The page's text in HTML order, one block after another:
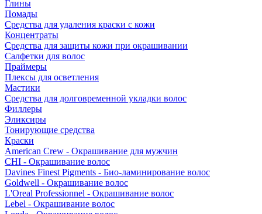
Глины
Помады
Средства для удаления краски с кожи
Концентраты
Средства для защиты кожи при окрашивании
Салфетки для волос
Праймеры
Плексы для осветления
Мастики
Средства для долговременной укладки волос
Филлеры
Эликсиры
Тонирующие средства
Краски
American Crew - Окрашивание для мужчин
CHI - Окрашивание волос
Davines Finest Pigments - Био-ламинирование волос
Goldwell - Окрашивание волос
L'Oreal Professionnel - Окрашивание волос
Lebel - Окрашивание волос